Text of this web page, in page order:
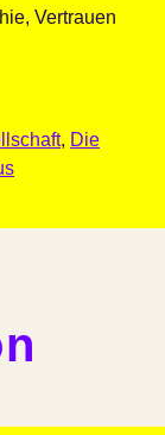
Vertrauen
, Die